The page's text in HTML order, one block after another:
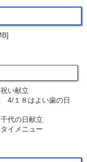
い献立
4/１８はよい歯の日
代の日献立
イメニュー